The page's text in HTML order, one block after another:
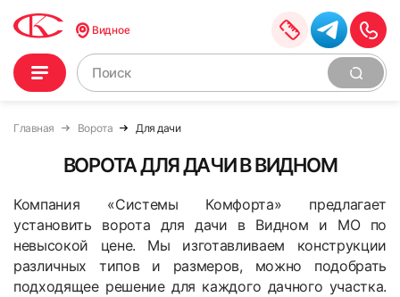
Видное
Главная Ворота Для дачи
ВОРОТА ДЛЯ ДАЧИ В ВИДНОМ
Компания «Системы Комфорта» предлагает
установить ворота для дачи в Видном и МО по
невысокой цене. Мы изготавливаем конструкции
различных типов и размеров, можно подобрать
подходящее решение для каждого дачного участка.